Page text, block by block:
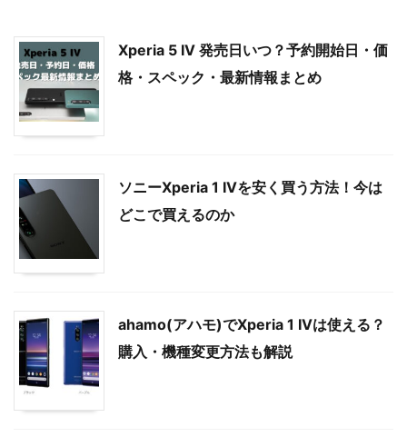
Xperia 5 IV 発売日いつ？予約開始日・価
格・スペック・最新情報まとめ
ソニーXperia 1 IVを安く買う方法！今は
どこで買えるのか
ahamo(アハモ)でXperia 1 IVは使える？
購入・機種変更方法も解説